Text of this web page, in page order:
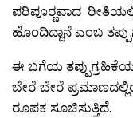
ಪರಿಪೂರ‍್ಣವಾದ
ಹೊಂದಿದ್ದಾನೆ ಎಂಬ
ಈ ಬಗೆಯ
ಬೇರೆ ಬೇರೆ
ರೂಪಕ ಸೂಚಿಸುತ್ತಿದೆ.